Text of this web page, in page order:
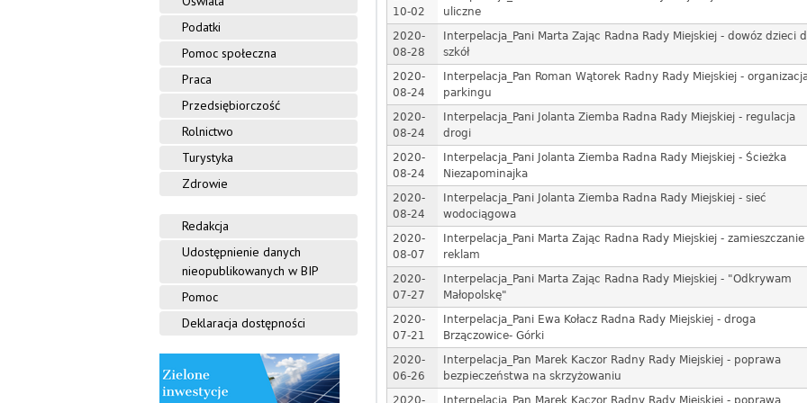
10-02
uliczne
2020-
08-28
Interpelacja_Pani Marta Zając Radna Rady Miejskiej - dowóz dzieci
szkół
2020-
08-24
Interpelacja_Pan Roman Wątorek Radny Rady Miejskiej -
parkingu
2020-
08-24
Interpelacja_Pani Jolanta Ziemba Radna Rady Miejskiej - regulacja
drogi
2020-
08-24
Interpelacja_Pani Jolanta Ziemba Radna Rady Miejskiej - Ścieżka
Niezapominajka
2020-
08-24
Interpelacja_Pani Jolanta Ziemba Radna Rady Miejskiej - sieć
wodociągowa
2020-
08-07
Interpelacja_Pani Marta Zając Radna Rady Miejskiej - zamieszczanie
reklam
2020-
07-27
Interpelacja_Pani Marta Zając Radna Rady Miejskiej - "Odkrywam
Małopolskę"
2020-
07-21
Interpelacja_Pani Ewa Kołacz Radna Rady Miejskiej - droga
Brzączowice- Górki
2020-
06-26
Interpelacja_Pan Marek Kaczor Radny Rady Miejskiej - poprawa
bezpieczeństwa na skrzyżowaniu
2020-
Interpelacja_Pan Marek Kaczor Radny Rady Miejskiej - poprawa
Podatki
Pomoc społeczna
Praca
Przedsiębiorczość
Rolnictwo
Turystyka
Zdrowie
Redakcja
Udostępnienie danych
nieopublikowanych w BIP
Pomoc
Deklaracja dostępności